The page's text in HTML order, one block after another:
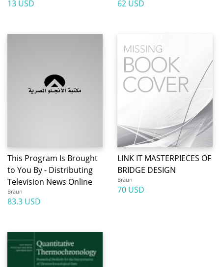
13 USD 62 USD
This Program Is Brought
to You By - Distributing
Television News Online
Braun
83.3 USD
LINK IT MASTERPIECES OF
BRIDGE DESIGN
Braun
70 USD